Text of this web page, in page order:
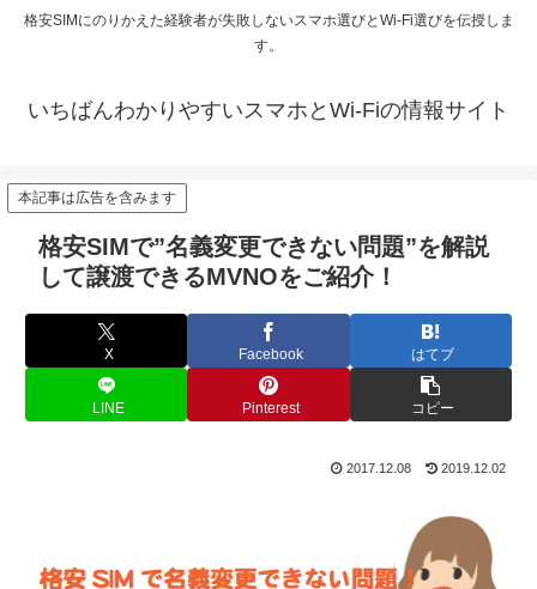
格安SIMにのりかえた経験者が失敗しないスマホ選びとWi-Fi選びを伝授しま
す。
いちばんわかりやすいスマホとWi-Fiの情報サイト
本記事は広告を含みます
格安SIMで”名義変更できない問題”を解説
して譲渡できるMVNOをご紹介！
X Facebook はてブ
LINE Pinterest コピー
2017.12.08 2019.12.02